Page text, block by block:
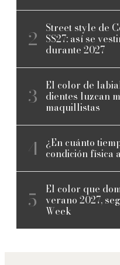
Street style de
SS27: así se
durante 2027
El color de
dientes luzcan
maquillistas
¿En cuánto
condición física
El color que
verano 2027,
Week